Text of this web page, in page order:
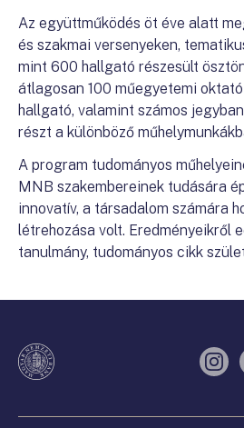
Az együttműködés öt éve alatt
és szakmai versenyeken,
mint 600 hallgató részesült
átlagosan 100 műegyetemi
hallgató, valamint számos
részt a különböző
A program tudományos
MNB szakembereinek tudására
innovatív, a társadalom számára
létrehozása volt. Eredményeikről
tanulmány, tudományos cikk